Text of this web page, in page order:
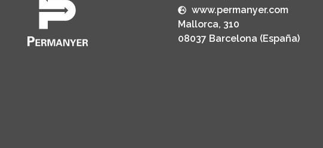
www.permanyer.com
Mallorca, 310
08037 Barcelona (España)